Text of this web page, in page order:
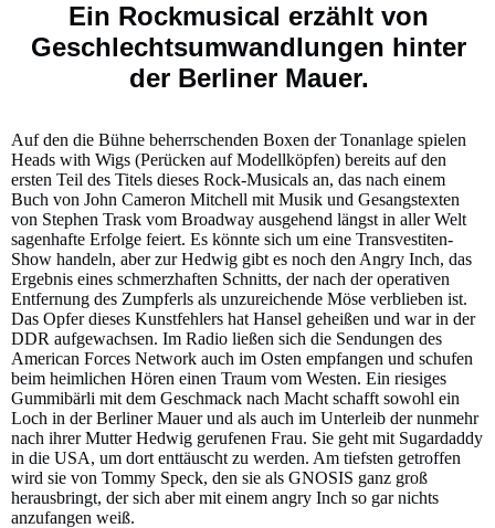
Ein Rockmusical erzählt von
Geschlechtsumwandlungen hinter
der Berliner Mauer.
Auf den die Bühne beherrschenden Boxen der Tonanlage spielen
Heads with Wigs (Perücken auf Modellköpfen) bereits auf den
ersten Teil des Titels dieses Rock-Musicals an, das nach einem
Buch von John Cameron Mitchell mit Musik und Gesangstexten
von Stephen Trask vom Broadway ausgehend längst in aller Welt
sagenhafte Erfolge feiert. Es könnte sich um eine Transvestiten-
Show handeln, aber zur Hedwig gibt es noch den Angry Inch, das
Ergebnis eines schmerzhaften Schnitts, der nach der operativen
Entfernung des Zumpferls als unzureichende Möse verblieben ist.
Das Opfer dieses Kunstfehlers hat Hansel geheißen und war in der
DDR aufgewachsen. Im Radio ließen sich die Sendungen des
American Forces Network auch im Osten empfangen und schufen
beim heimlichen Hören einen Traum vom Westen. Ein riesiges
Gummibärli mit dem Geschmack nach Macht schafft sowohl ein
Loch in der Berliner Mauer und als auch im Unterleib der nunmehr
nach ihrer Mutter Hedwig gerufenen Frau. Sie geht mit Sugardaddy
in die USA, um dort enttäuscht zu werden. Am tiefsten getroffen
wird sie von Tommy Speck, den sie als GNOSIS ganz groß
herausbringt, der sich aber mit einem angry Inch so gar nichts
anzufangen weiß.